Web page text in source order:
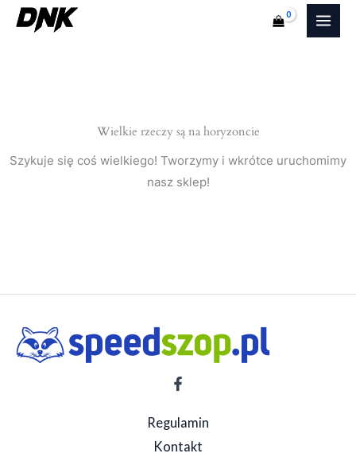
Przejdź
Wielkie rzeczy są na horyzoncie
Szykuje się coś wielkiego! Tworzymy i wkrótce uruchomimy
nasz sklep!
Regulamin
Kontakt